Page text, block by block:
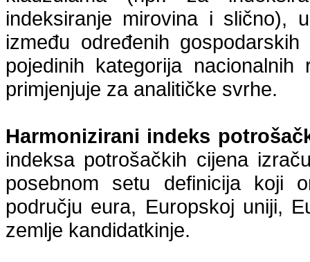
indeksiranje mirovina i slično),
između određenih
pojedinih kategorija
primjenjuje za analitičke svrhe.
Harmonizirani indeks
indeksa potrošačkih cijena
posebnom setu definicija koji
području eura, Europskoj uniji,
zemlje kandidatkinje.